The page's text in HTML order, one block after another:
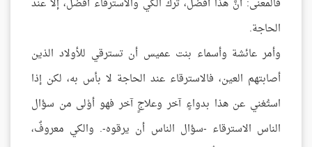
فالمعنى: أنَّ هذا أفضل، ترك الكي والاسترقاء أفضل، إلا عند
الحاجة.
وأمر عائشة وأسماء بنت عميس أن تسترقي للأولاد الذين
أصابتهم العين، فالاسترقاء عند الحاجة لا بأس به، لكن إذا
استُغني عن هذا بدواءٍ آخر وعلاجٍ آخر فهو أوْلى من سؤال
الناس الاسترقاء -سؤال الناس أن يرقوه-. والكي معروفٌ،